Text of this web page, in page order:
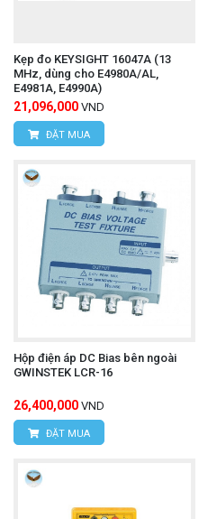
Kẹp đo KEYSIGHT 16047A (13
MHz, dùng cho E4980A/AL,
E4981A, E4990A)
21,096,000 VND
ĐẶT MUA
Hộp điện áp DC Bias bên ngoài
GWINSTEK LCR-16
26,400,000 VND
ĐẶT MUA